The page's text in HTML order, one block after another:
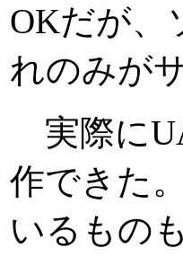
OKだが、
れのみが
実際に
作できた
いるもの